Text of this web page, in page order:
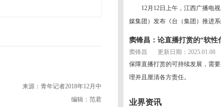
来源：青年记者2018年12月中
编辑：范君
12月12日上午，江西广播电视
媒集团）发布《台（集团）推进
窦锋昌：论直播打赏的“软性
窦锋昌
更新日期：2025.01.08
保障直播打赏的可持续发展，需
理并且厘清各方责任。
业界资讯